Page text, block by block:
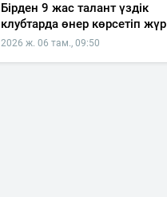
Бірден 9 жас талант үздік
клубтарда өнер көрсетіп жүр
2026 ж. 06 там., 09:50